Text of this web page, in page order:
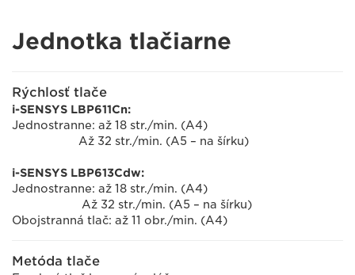
Jednotka tlačiarne
Rýchlosť tlače
i-SENSYS LBP611Cn:
Jednostranne: až 18 str./min. (A4)
Až 32 str./min. (A5 – na šírku)
i-SENSYS LBP613Cdw:
Jednostranne: až 18 str./min. (A4)
Až 32 str./min. (A5 – na šírku)
Obojstranná tlač: až 11 obr./min. (A4)
Metóda tlače